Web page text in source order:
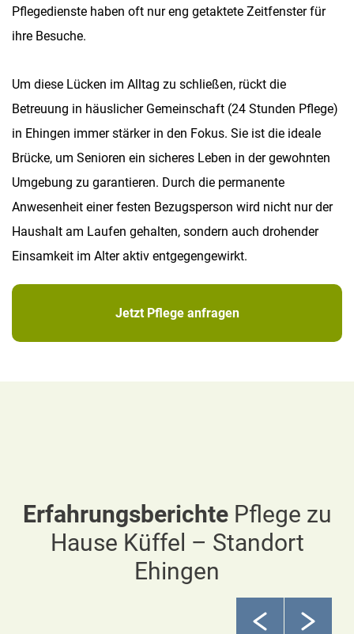
Pflegedienste haben oft nur eng getaktete Zeitfenster für
ihre Besuche.
Um diese Lücken im Alltag zu schließen, rückt die
Betreuung in häuslicher Gemeinschaft (24 Stunden Pflege)
in Ehingen immer stärker in den Fokus. Sie ist die ideale
Brücke, um Senioren ein sicheres Leben in der gewohnten
Umgebung zu garantieren. Durch die permanente
Anwesenheit einer festen Bezugsperson wird nicht nur der
Haushalt am Laufen gehalten, sondern auch drohender
Einsamkeit im Alter aktiv entgegengewirkt.
Jetzt Pflege anfragen
ErfahrungsberichtePflege zu
Hause Küffel – Standort
Ehingen